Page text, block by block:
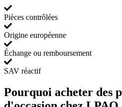
Pièces contrôlées
Origine européenne
Échange ou remboursement
SAV réactif
Pourquoi acheter des